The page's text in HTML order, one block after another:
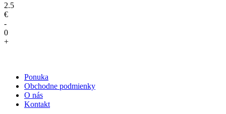
2.5
€
-
0
+
Ponuka
Obchodne podmienky
O nás
Kontakt